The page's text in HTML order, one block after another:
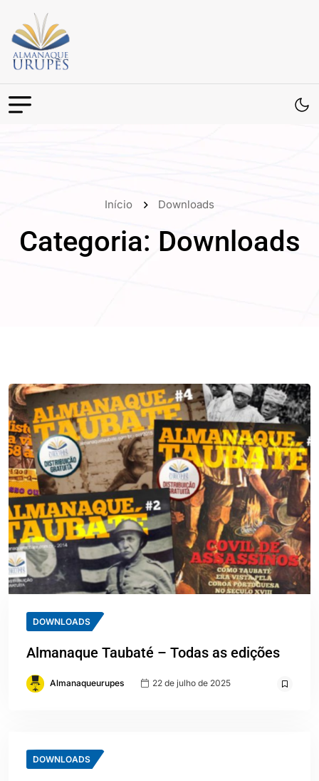
Início Downloads
Categoria: Downloads
DOWNLOADS
Almanaque Taubaté – Todas as edições
Almanaqueurupes 22 de julho de 2025
DOWNLOADS